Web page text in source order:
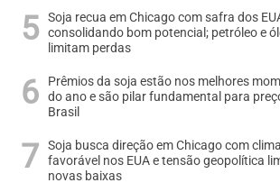
Soja recua em Chicago com safra dos
consolidando bom potencial; petróleo e
limitam perdas
Prêmios da soja estão nos melhores
do ano e são pilar fundamental para
Brasil
Soja busca direção em Chicago com clima
favorável nos EUA e tensão geopolítica
novas baixas